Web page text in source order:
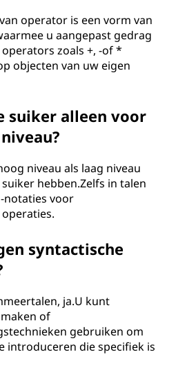
operator is een vorm van
u aangepast gedrag
zoals +, -of *
objecten van uw eigen
suiker alleen voor
niveau als laag niveau
hebben.Zelfs in talen
notaties voor
syntactische
ja.U kunt
of
gebruiken om
introduceren die specifiek is